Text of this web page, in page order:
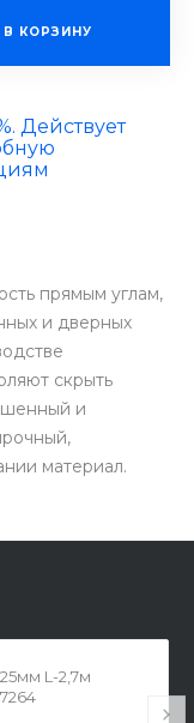
В КОРЗИНУ
Действует
прямым углам,
и дверных
скрыть
и
материал.
L-2,7м